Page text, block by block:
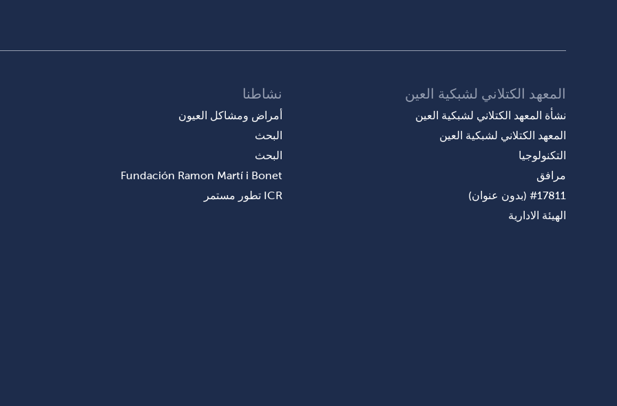
المعهد الكتلاني لشبكية العين
نشأة المعهد الكتلاني لشبكية العين
المعهد الكتلاني لشبكية العين
التكنولوجيا
مرافق
#17811 (بدون عنوان)
الهيئة الادارية
نشاطنا
أمراض ومشاكل العيون
البحث
البحث
Fundación Ramon Martí i Bonet
ICR تطور مستمر